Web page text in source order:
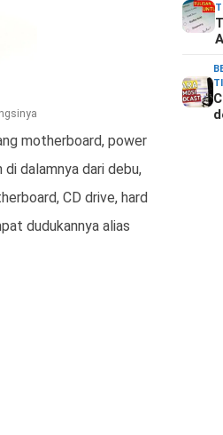
motherboard, power
dalamnya dari debu,
CD drive, hard
dudukannya alias